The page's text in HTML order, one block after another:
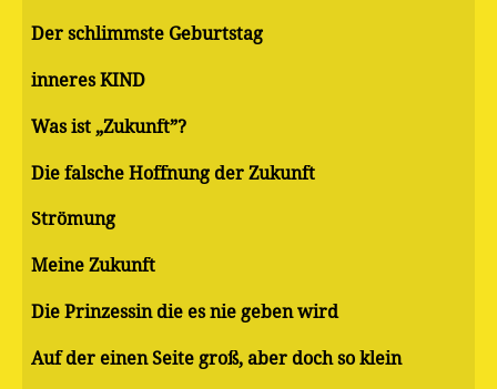
Der schlimmste Geburtstag
inneres KIND
Was ist „Zukunft”?
Die falsche Hoffnung der Zukunft
Strömung
Meine Zukunft
Die Prinzessin die es nie geben wird
Auf der einen Seite groß, aber doch so klein